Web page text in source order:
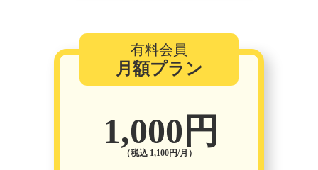
有料会員
月額プラン
1,000円
（税込 1,100円/月）